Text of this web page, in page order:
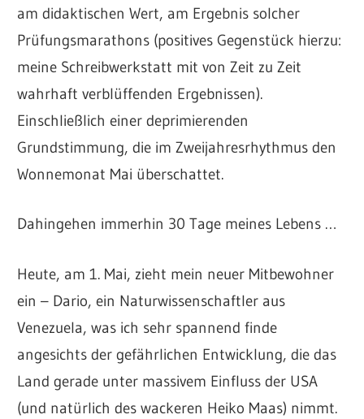
am didaktischen Wert, am Ergebnis solcher
Prüfungsmarathons (positives Gegenstück hierzu:
meine Schreibwerkstatt mit von Zeit zu Zeit
wahrhaft verblüffenden Ergebnissen).
Einschließlich einer deprimierenden
Grundstimmung, die im Zweijahresrhythmus den
Wonnemonat Mai überschattet.
Dahingehen immerhin 30 Tage meines Lebens …
Heute, am 1. Mai, zieht mein neuer Mitbewohner
ein – Dario, ein Naturwissenschaftler aus
Venezuela, was ich sehr spannend finde
angesichts der gefährlichen Entwicklung, die das
Land gerade unter massivem Einfluss der USA
(und natürlich des wackeren Heiko Maas) nimmt.